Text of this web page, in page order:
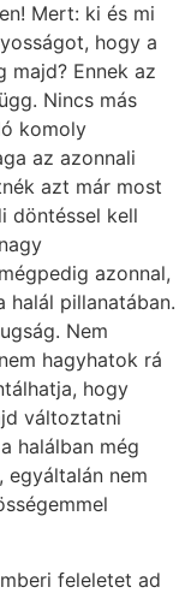
Mert: ki és mi
hogy a
majd? Ennek az
Nincs más
komoly
az azonnali
azt már most
döntéssel kell
azonnal,
halál pillanatában.
Nem
hagyhatok rá
hogy
változtatni
halálban még
egyáltalán nem
feleletet ad